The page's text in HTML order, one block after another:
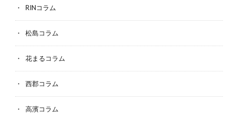
RINコラム
松島コラム
花まるコラム
西郡コラム
高濱コラム